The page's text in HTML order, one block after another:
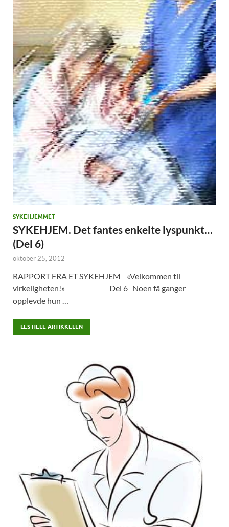
SYKEHJEMMET
SYKEHJEM. Det fantes enkelte lyspunkt…
(Del 6)
oktober 25, 2012
RAPPORT FRA ET SYKEHJEM «Velkommen til
virkeligheten!» Del 6 Noen få ganger
opplevde hun …
LES HELE ARTIKKELEN